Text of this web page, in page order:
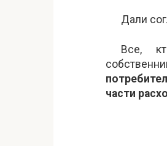
Дали
Все,
части